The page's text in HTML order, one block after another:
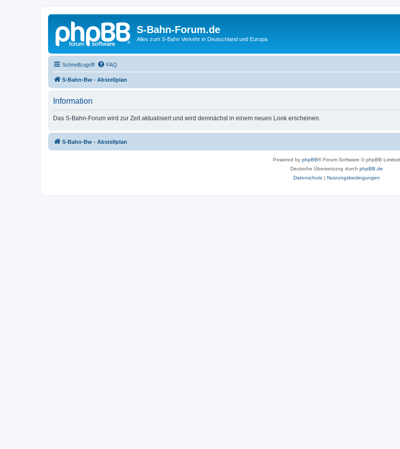
S-Bahn-Forum.de
Alles zum S-Bahn Verkehr in Deutschland und Europa
Schnellzugriff FAQ
S-Bahn-Bw - Abstellplan
Information
Das S-Bahn-Forum wird zur Zeit aktualisiert und wird demnächst in einem neuen Look erscheinen.
S-Bahn-Bw - Abstellplan
Powered by phpBB® Forum Software © phpBB Limited
Deutsche Übersetzung durch phpBB.de
Datenschutz| Nutzungsbedingungen